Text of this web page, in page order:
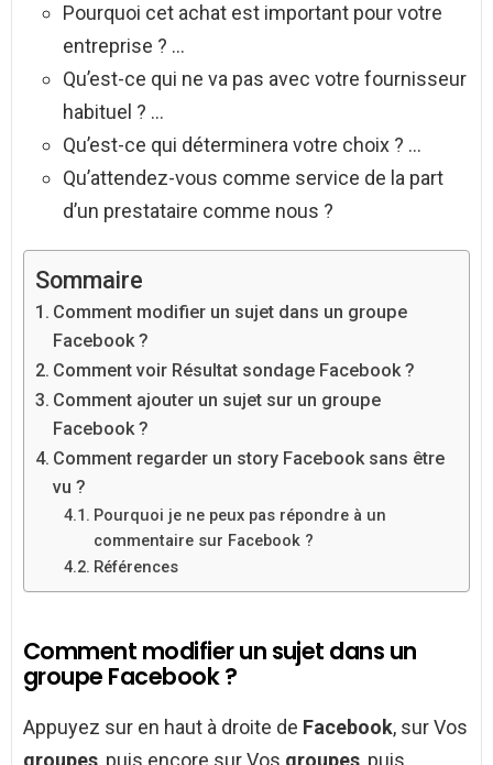
Pourquoi cet achat est important pour votre
entreprise ? …
Qu’est-ce qui ne va pas avec votre fournisseur
habituel ? …
Qu’est-ce qui déterminera votre choix ? …
Qu’attendez-vous comme service de la part
d’un prestataire comme nous ?
Sommaire
Comment modifier un sujet dans un groupe
Facebook ?
Comment voir Résultat sondage Facebook ?
Comment ajouter un sujet sur un groupe
Facebook ?
Comment regarder un story Facebook sans être
vu ?
Pourquoi je ne peux pas répondre à un
commentaire sur Facebook ?
Références
Comment modifier un sujet dans un
groupe Facebook ?
Appuyez sur en haut à droite de Facebook, sur Vos
groupes , puis encore sur Vos groupes , puis